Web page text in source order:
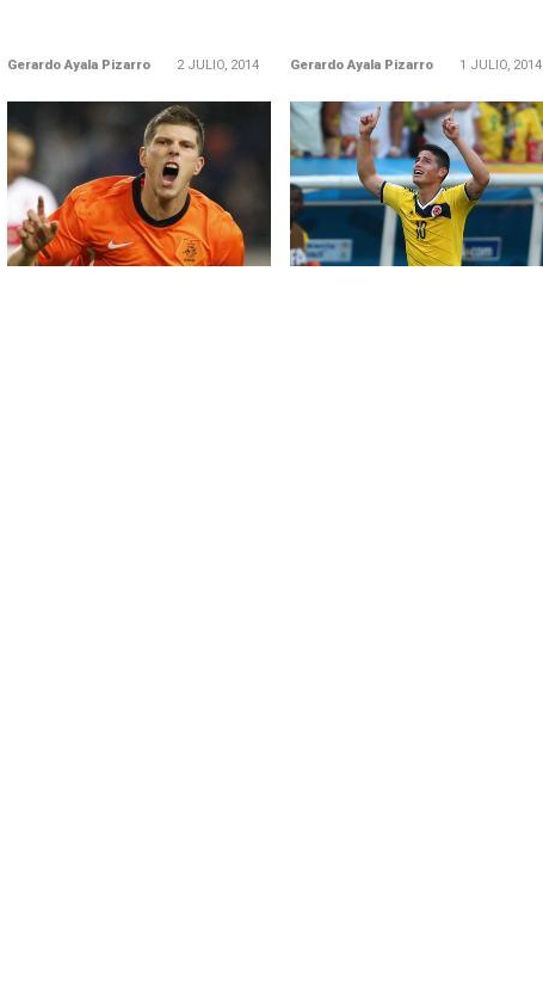
Gerardo Ayala Pizarro 2 JULIO, 2014 Gerardo Ayala Pizarro 1 JULIO, 2014
LEER MÁS LEER MÁS